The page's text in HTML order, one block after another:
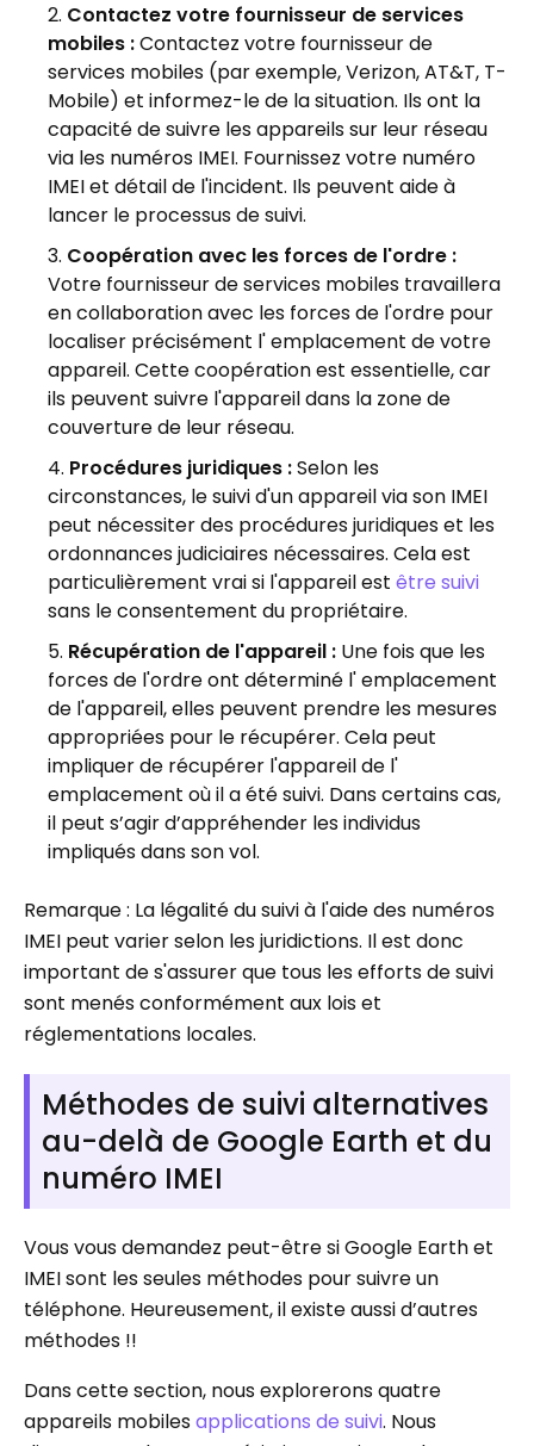
Contactez votre fournisseur de services
mobiles :Contactez votre fournisseur de
services mobiles (par exemple, Verizon, AT&T, T-
Mobile) et informez-le de la situation. Ils ont la
capacité de suivre les appareils sur leur réseau
via les numéros IMEI. Fournissez votre numéro
IMEI et détail de l'incident. Ils peuvent aide à
lancer le processus de suivi.
Coopération avec les forces de l'ordre :
Votre fournisseur de services mobiles travaillera
en collaboration avec les forces de l'ordre pour
localiser précisément l' emplacement de votre
appareil. Cette coopération est essentielle, car
ils peuvent suivre l'appareil dans la zone de
couverture de leur réseau.
Procédures juridiques :Selon les
circonstances, le suivi d'un appareil via son IMEI
peut nécessiter des procédures juridiques et les
ordonnances judiciaires nécessaires. Cela est
particulièrement vrai si l'appareil est être suivi
sans le consentement du propriétaire.
Récupération de l'appareil : Une fois que les
forces de l'ordre ont déterminé l' emplacement
de l'appareil, elles peuvent prendre les mesures
appropriées pour le récupérer. Cela peut
impliquer de récupérer l'appareil de l'
emplacement où il a été suivi. Dans certains cas,
il peut s’agir d’appréhender les individus
impliqués dans son vol.
Remarque : La légalité du suivi à l'aide des numéros
IMEI peut varier selon les juridictions. Il est donc
important de s'assurer que tous les efforts de suivi
sont menés conformément aux lois et
réglementations locales.
Méthodes de suivi alternatives
au-delà de Google Earth et du
numéro IMEI
Vous vous demandez peut-être si Google Earth et
IMEI sont les seules méthodes pour suivre un
téléphone. Heureusement, il existe aussi d’autres
méthodes !!
Dans cette section, nous explorerons quatre
appareils mobilesapplications de suivi. Nous